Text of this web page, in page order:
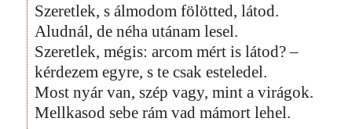
Szeretlek, s álmodom fölötted, látod.
Aludnál, de néha utánam lesel.
Szeretlek, mégis: arcom mért is látod? –
kérdezem egyre, s te csak esteledel.
Most nyár van, szép vagy, mint a virágok.
Mellkasod sebe rám vad mámort lehel.